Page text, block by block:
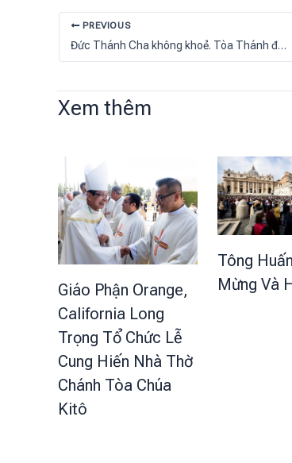
PREVIOUS
Đức Thánh Cha không khoẻ. Tòa Thánh đóng cửa các hang toại đạo vì coronavirus
Xem thêm
Giáo Phận Orange,
California Long
Trọng Tổ Chức Lễ
Cung Hiến Nhà Thờ
Chánh Tòa Chúa
Kitô
Tông
Mừng Và